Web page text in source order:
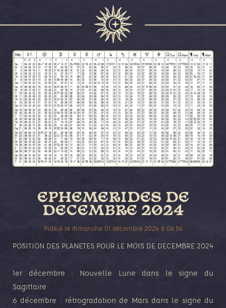
EPHEMERIDES DE
DECEMBRE 2024
Publié le dimanche 01 décembre 2024 à 06:56
POSITION DES PLANETES POUR LE MOIS DE DECEMBRE 2024
1er décembre : Nouvelle Lune dans le signe du
Sagittaire
6 décembre : rétrogradation de Mars dans le signe du